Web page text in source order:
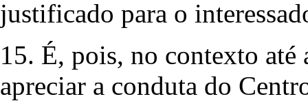
justificado para o
15. É, pois, no contexto
apreciar a conduta do